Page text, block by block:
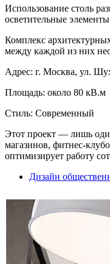
Использование столь
осветительные
Комплекс
между каждой из них
Адрес: г. Москва, ул.
Площадь: около 80 кВ.м
Стиль: Современный
Этот проект — лишь
магазинов, фитнес-
оптимизирует работу
Дизайн